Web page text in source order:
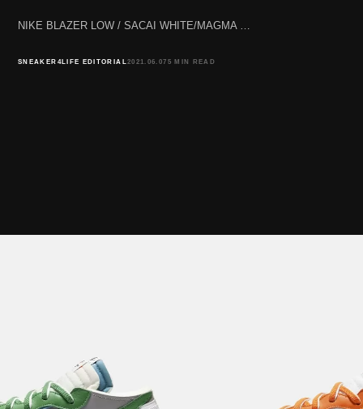
NIKE BLAZER LOW / SACAI WHITE/MAGMA …
SNEAKER4LIFE EDITORIAL2021.06.07 5 MIN READ